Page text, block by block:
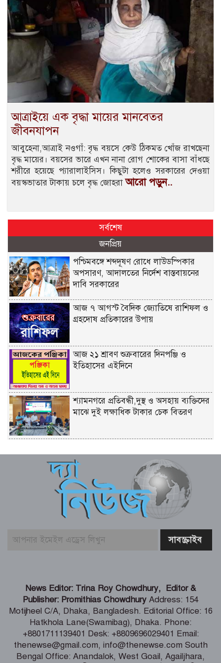
আত্রাইয়ে এক বৃদ্ধা মায়ের মানবেতর
জীবনযাপন
আবুহেনা,আত্রাই নওগাঁ: বৃদ্ধ বয়সে কেউ ঠিকমত খোঁজ রাখছেনা
বৃদ্ধ মায়ের। বয়সের ভারে এখন নানা রোগ শোকের বাসা বাঁধছে
শরীরে হয়েছে প্যারালাইসিস। কিছুটা হলেও সরকারের দেওয়া
বয়স্কভাতার টাকায় চলে বৃদ্ধ জোহরাআরো পড়ুন..
সর্বশেষ
জনপ্রিয়
পশ্চিমবঙ্গে শব্দদূষণ রোধে লাউডস্পিকার
অপসারণ, আদালতের নির্দেশ বাস্তবায়নের
দাবি সরকারের
আজ ৭ আগস্ট বৈদিক জ্যোতিষে রাশিফল ও
গ্রহদোষ প্রতিকারের উপায়
আজ ২১ শ্রাবণ শুক্রবারের দিনপঞ্জি ও
ইতিহাসের এইদিনে
শ্যামনগরে প্রতিবন্ধী,দুস্থ ও অসহায় ব্যক্তিদের
মাঝে দুই লক্ষাধিক টাকার চেক বিতরণ
বৈঠক অনুষ্ঠিত
রিয়ার অ্যাডমিরাল মাহবুব আলী খানের
৪২তম শাহাদৎবার্ষিকী অনুষ্ঠিত
তনু হত্যা মামলায় সাবেক সেনাসদস্য
হাফিজুরের জামিন বাতিল, আত্মসমর্পণের
লিবিয়ায় মাফিয়ার নির্যাতনে মাদারীপুরের
যুবকের মৃত্যু
পাইকগাছায় ছাত্র ও দরিদ্র মানুষের মাঝে
সাইকেল, সেলাই মেশিন ও ভ্যান বিতরণ
News Editor: Trina Roy Chowdhury, Editor &
Publisher: Promithias Chowdhury Address: 154
Motijheel C/A, Dhaka, Bangladesh. Editorial Office: 16
Hatkhola Lane(Swamibag), Dhaka. Phone:
+8801711139401 Desk: +8809696029401 Email:
thenewse@gmail.com, info@thenewse.com South
Bengal Office: Anandalok, West Goail, Agailjhara,